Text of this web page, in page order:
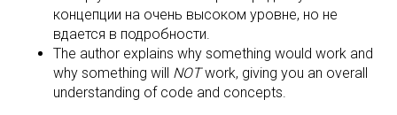
концепции на очень высоком уровне, но не
вдается в подробности.
The author explains why something would work and
why something will NOTwork, giving you an overall
understanding of code and concepts.